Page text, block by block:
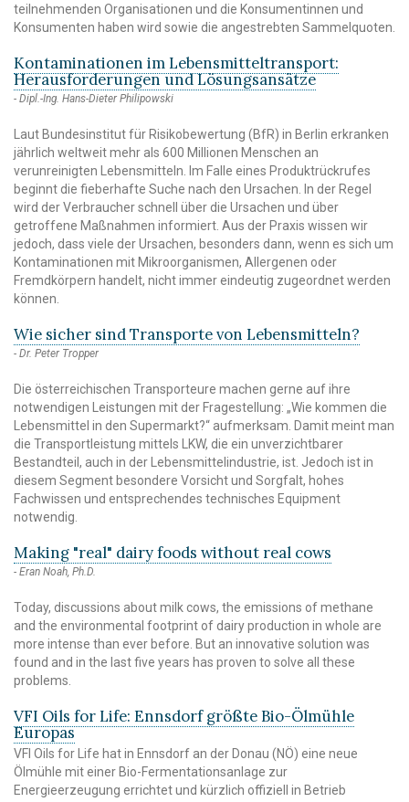
teilnehmenden Organisationen und die Konsumentinnen und
Konsumenten haben wird sowie die angestrebten Sammelquoten.
Kontaminationen im Lebensmitteltransport:
Herausforderungen und Lösungsansätze
Dipl.-Ing. Hans-Dieter Philipowski
Laut Bundesinstitut für Risikobewertung (BfR) in Berlin erkranken
jährlich weltweit mehr als 600 Millionen Menschen an
verunreinigten Lebensmitteln. Im Falle eines Produktrückrufes
beginnt die fieberhafte Suche nach den Ursachen. In der Regel
wird der Verbraucher schnell über die Ursachen und über
getroffene Maßnahmen informiert. Aus der Praxis wissen wir
jedoch, dass viele der Ursachen, besonders dann, wenn es sich um
Kontaminationen mit Mikroorganismen, Allergenen oder
Fremdkörpern handelt, nicht immer eindeutig zugeordnet werden
können.
Wie sicher sind Transporte von Lebensmitteln?
Dr. Peter Tropper
Die österreichischen Transporteure machen gerne auf ihre
notwendigen Leistungen mit der Fragestellung: „Wie kommen die
Lebensmittel in den Supermarkt?“ aufmerksam. Damit meint man
die Transportleistung mittels LKW, die ein unverzichtbarer
Bestandteil, auch in der Lebensmittelindustrie, ist. Jedoch ist in
diesem Segment besondere Vorsicht und Sorgfalt, hohes
Fachwissen und entsprechendes technisches Equipment
notwendig.
Making "real" dairy foods without real cows
Eran Noah, Ph.D.
Today, discussions about milk cows, the emissions of methane
and the environmental footprint of dairy production in whole are
more intense than ever before. But an innovative solution was
found and in the last five years has proven to solve all these
problems.
VFI Oils for Life: Ennsdorf größte Bio-Ölmühle
Europas
VFI Oils for Life hat in Ennsdorf an der Donau (NÖ) eine neue
Ölmühle mit einer Bio-Fermentationsanlage zur
Energieerzeugung errichtet und kürzlich offiziell in Betrieb